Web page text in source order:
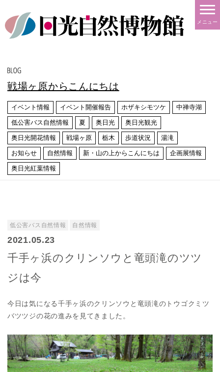
メニュー
戦場ヶ原からこんにちは
イベント情報 イベント開催報告 ホザキシモツケ 中禅寺湖
低公害バス自然情報 夏 奥日光 奥日光観光
奥日光開花情報 戦場ヶ原 栃木 歩道状況 湯滝
お知らせ 自然情報 新・山の上からこんにちは 企画展情報
奥日光紅葉情報
低公害バス自然情報 自然情報
2021.05.23
千手ヶ浜のクリンソウと竜頭滝のツツ
ジは今
今日は気になる千手ヶ浜のクリンソウと竜頭滝のトウゴクミツ
バツツジの花の進みを見てきました。